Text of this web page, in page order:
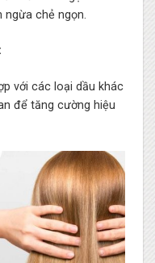
ngừa chẻ ngọn.
với các loại dầu khác
để tăng cường hiệu